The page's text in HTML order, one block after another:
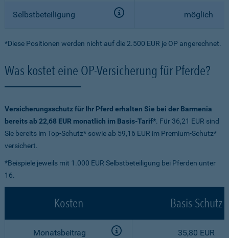
Selbstbeteiligung möglich
*Diese Positionen werden nicht auf die 2.500 EUR je OP angerechnet.
Was kostet eine OP-Versicherung für Pferde?
Versicherungsschutz für Ihr Pferd erhalten Sie bei der Barmenia
bereits ab 22,68 EUR monatlich im Basis-Tarif*. Für 36,21 EUR sind
Sie bereits im Top-Schutz* sowie ab 59,16 EUR im Premium-Schutz*
versichert.
*Beispiele jeweils mit 1.000 EUR Selbstbeteiligung bei Pferden unter
16.
Kosten Basis-Schutz
Monatsbeitrag 35,80 EUR